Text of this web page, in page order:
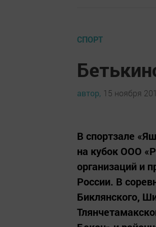
СПОРТ
автор, 15 ноября
В спортзале
на кубок ООО
организаций и
России. В
Биклянского,